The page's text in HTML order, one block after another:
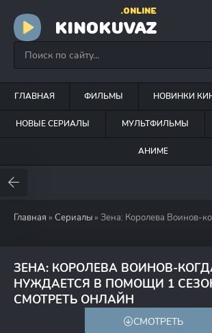
KINOKUVAZ
.ONLINE
ГЛАВНАЯ ФИЛЬМЫ НОВИНКИ
НОВЫЕ СЕРИАЛЫ МУЛЬТФИЛЬМЫ
АНИМЕ
Главная » Сериалы » Зена: Королева Воинов-когда друг
ЗЕНА: КОРОЛЕВА ВОИНОВ-
НУЖДАЕТСЯ В ПОМОЩИ 1
СМОТРЕТЬ ОНЛАЙН
7.3 7.4
СМОТРЕТЬ